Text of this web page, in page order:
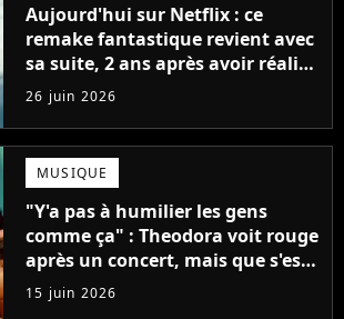
Aujourd'hui sur Netflix : ce
remake fantastique revient avec
sa suite, 2 ans après avoir réalisé
60 millions de vues et régné 6
semaines dans le Top 10
26 juin 2026
MUSIQUE
"Y'a pas à humilier les gens
comme ça" : Theodora voit rouge
après un concert, mais que s'est-
il passé ?
15 juin 2026